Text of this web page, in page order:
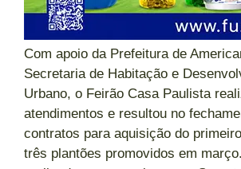
Com apoio da Prefeitura de
Secretaria de Habitação e
Urbano, o Feirão Casa Paulista
atendimentos e resultou no
contratos para aquisição do
três plantões promovidos em